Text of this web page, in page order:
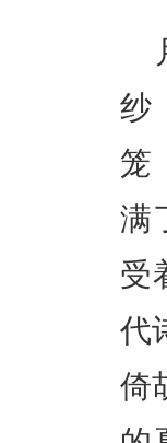
纱
笼
满
受
代
倚